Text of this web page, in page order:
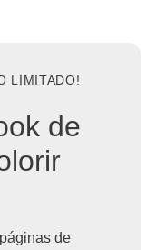
LIMITADO!
de
de